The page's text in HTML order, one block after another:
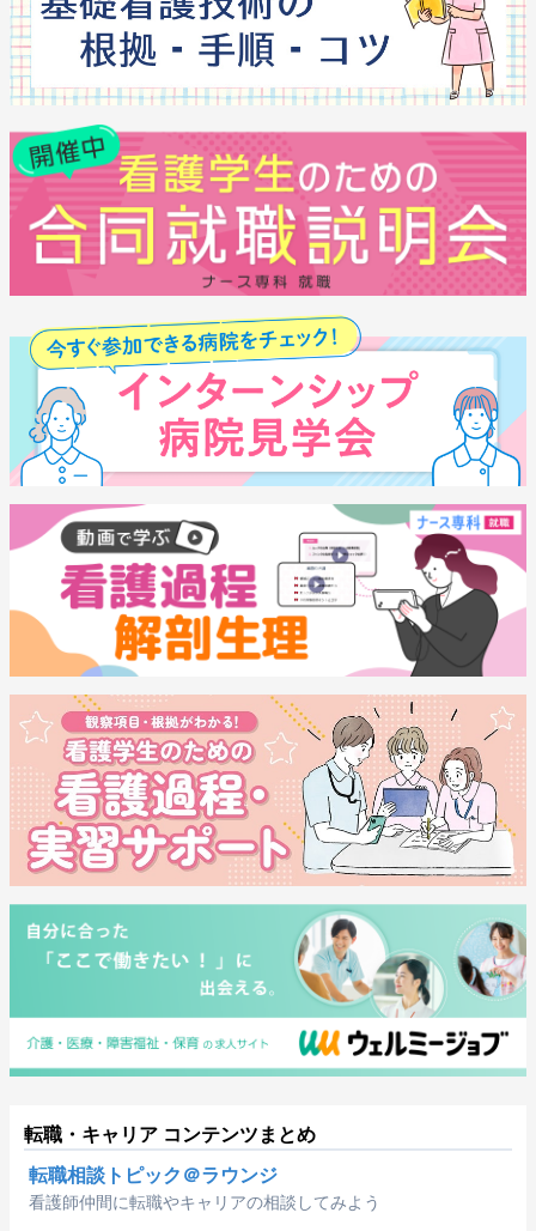
転職・キャリア コンテンツまとめ
転職相談トピック＠ラウンジ
看護師仲間に転職やキャリアの相談してみよう